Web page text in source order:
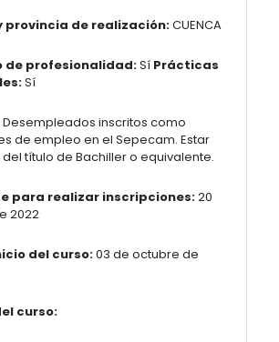
provincia de realización:CUENCA
de profesionalidad:Sí Prácticas
Sí
Desempleados inscritos como
de empleo en el Sepecam. Estar
título de Bachiller o equivalente.
para realizar inscripciones:20
2022
del curso:03 de octubre de
curso: